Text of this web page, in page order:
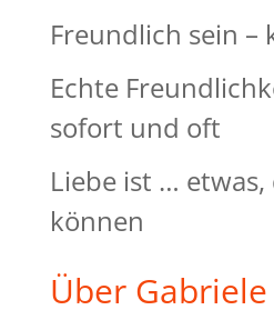
Freundlich sein –
Echte
sofort und oft
Liebe ist …
können
Über